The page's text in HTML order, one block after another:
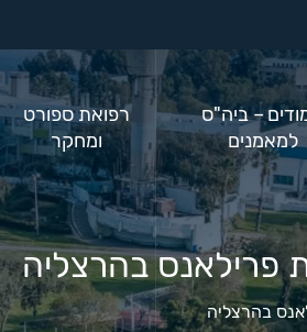
– ביה"ס
למאמנים
רפואת ספורט
ומחקר
פרילאנס בהרצליה
בהרצליה